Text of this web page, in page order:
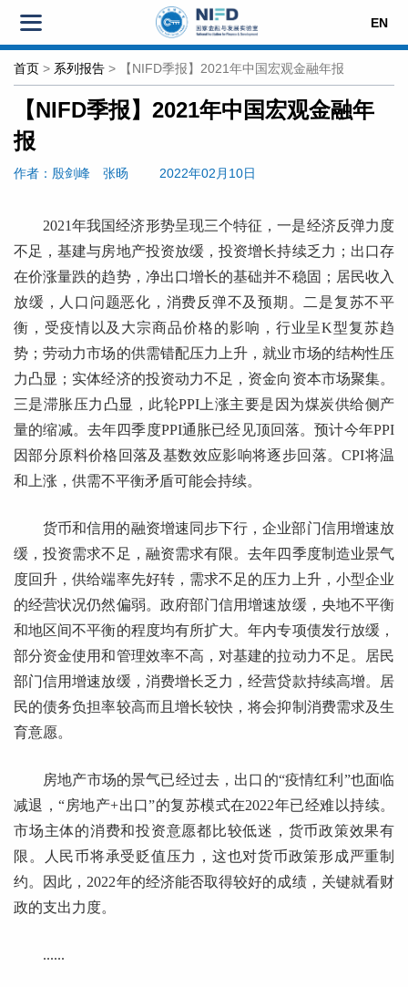
EN
首页 > 系列报告 > 【NIFD季报】2021年中国宏观金融年报
【NIFD季报】2021年中国宏观金融年
报
作者：殷剑峰 张旸 2022年02月10日
2021年我国经济形势呈现三个特征，一是经济反弹力度
不足，基建与房地产投资放缓，投资增长持续乏力；出口存
在价涨量跌的趋势，净出口增长的基础并不稳固；居民收入
放缓，人口问题恶化，消费反弹不及预期。二是复苏不平
衡，受疫情以及大宗商品价格的影响，行业呈K型复苏趋
势；劳动力市场的供需错配压力上升，就业市场的结构性压
力凸显；实体经济的投资动力不足，资金向资本市场聚集。
三是滞胀压力凸显，此轮PPI上涨主要是因为煤炭供给侧产
量的缩减。去年四季度PPI通胀已经见顶回落。预计今年PPI
因部分原料价格回落及基数效应影响将逐步回落。CPI将温
和上涨，供需不平衡矛盾可能会持续。
货币和信用的融资增速同步下行，企业部门信用增速放
缓，投资需求不足，融资需求有限。去年四季度制造业景气
度回升，供给端率先好转，需求不足的压力上升，小型企业
的经营状况仍然偏弱。政府部门信用增速放缓，央地不平衡
和地区间不平衡的程度均有所扩大。年内专项债发行放缓，
部分资金使用和管理效率不高，对基建的拉动力不足。居民
部门信用增速放缓，消费增长乏力，经营贷款持续高增。居
民的债务负担率较高而且增长较快，将会抑制消费需求及生
育意愿。
房地产市场的景气已经过去，出口的“疫情红利”也面临
减退，“房地产+出口”的复苏模式在2022年已经难以持续。
市场主体的消费和投资意愿都比较低迷，货币政策效果有
限。人民币将承受贬值压力，这也对货币政策形成严重制
约。因此，2022年的经济能否取得较好的成绩，关键就看财
政的支出力度。
......